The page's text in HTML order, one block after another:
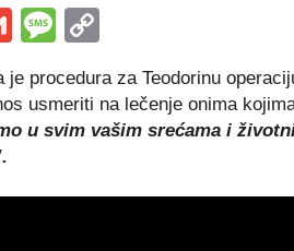
GmailMessage
procedura za Teodorinu
usmeriti na lečenje onima
u svim vašim srećama i